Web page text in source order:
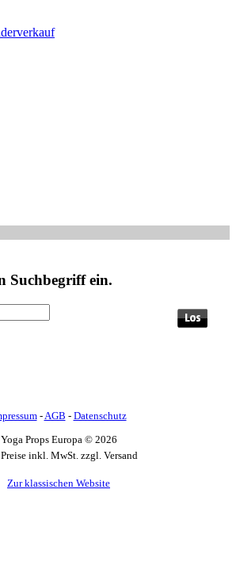
Suchbegriff ein.
- AGB - Datenschutz
Yoga Props Europa © 2026
inkl. MwSt. zzgl. Versand
Zur klassischen Website